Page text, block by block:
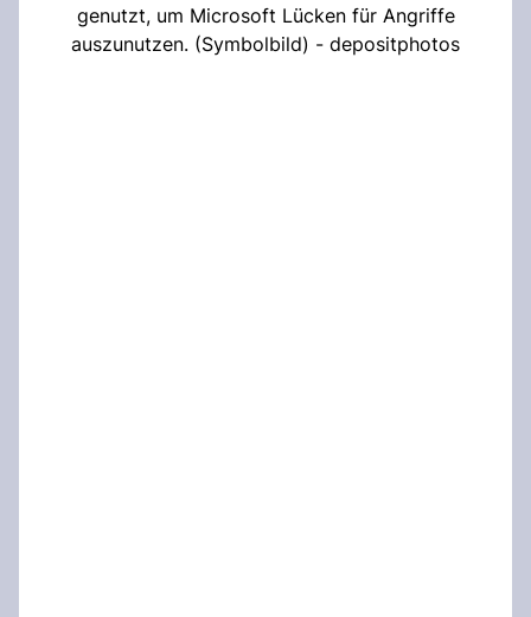
genutzt, um Microsoft Lücken für Angriffe
auszunutzen. (Symbolbild) - depositphotos